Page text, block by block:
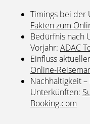
Timings bei der
Fakten zum
Bedürfnis nach
Vorjahr: ADAC
Einfluss
Online-
Nachhaltigkeit
Unterkünften:
Booking.com